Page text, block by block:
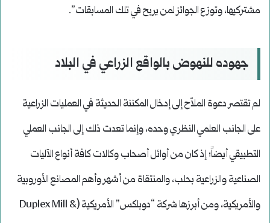
مشتركيها، وتوزع الجوائز لمن يربح في تلك المسابقات”.
جهوده للنهوض بالواقع الزراعي في البلاد
لم تقتصر دعوة الملاّح إلى إدخال المكننة الحديثة في العمليات الزراعية
على الجانب العلمي النظري وحده، وإنما تعدت ذلك إلى الجانب العملي
التطبيقي أيضاً؛ إذ كان من أوائل أصحاب وكالات كافة أنواع الآليات
الصناعية والزراعية بحلب، والمنتقاة من أشهر وأهم المصانع الأوروبية
والأمريكية، ومن أبرزها شركة “دوبلكس” الأمريكية (Duplex Mill &